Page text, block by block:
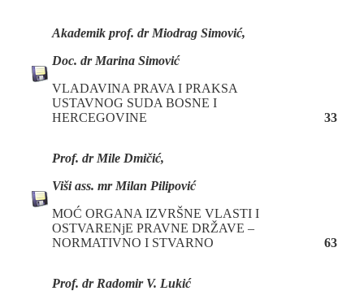
Akademik prof. dr Miodrag Simović,
Doc. dr Marina Simović
VLADAVINA PRAVA I PRAKSA
USTAVNOG SUDA BOSNE I
HERCEGOVINE
33
Prof. dr Mile Dmičić,
Viši ass. mr Milan Pilipović
MOĆ ORGANA IZVRŠNE VLASTI I
OSTVARENjE PRAVNE DRŽAVE –
NORMATIVNO I STVARNO
63
Prof. dr Radomir V. Lukić